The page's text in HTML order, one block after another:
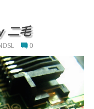
二毛
0